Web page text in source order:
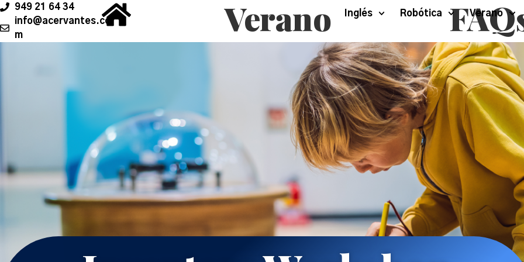
contenido
949 21 64 34
info@acervantes.co
m
Verano Inglés Robótica Verano